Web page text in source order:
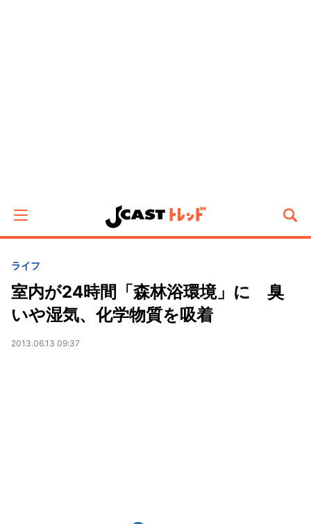
ライフ
室内が24時間「森林浴環境」に 臭
いや湿気、化学物質を吸着
2013.06.13 09:37